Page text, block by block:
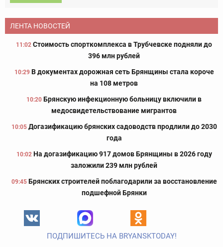
ЛЕНТА НОВОСТЕЙ
11:02 Стоимость спорткомплекса в Трубчевске подняли до
396 млн рублей
10:29 В документах дорожная сеть Брянщины стала короче
на 108 метров
10:20 Брянскую инфекционную больницу включили в
медосвидетельствование мигрантов
10:05 Догазификацию брянских садоводств продлили до 2030
года
10:02 На догазификацию 917 домов Брянщины в 2026 году
заложили 239 млн рублей
09:45 Брянских строителей поблагодарили за восстановление
подшефной Брянки
ПОДПИШИТЕСЬ НА BRYANSKTODAY!